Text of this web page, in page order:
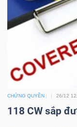
CHỨNG QUYỀN 26/12
118 CW sắp
Tin
tức
Bài
của
tác